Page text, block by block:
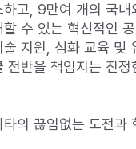
고, 9만여 개의 국내
수 있는 혁신적인
술 지원, 심화 교육 및
전반을 책임지는 진
의 끊임없는 도전과